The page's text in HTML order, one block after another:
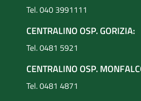
Tel. 040 3991111
CENTRALINO OSP. GORIZIA:
Tel. 0481 5921
CENTRALINO OSP.
Tel. 0481 4871